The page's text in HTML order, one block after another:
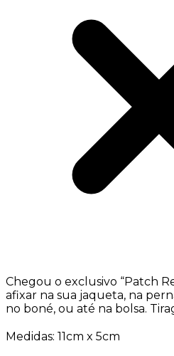
Chegou o exclusivo “Patch
afixar na sua jaqueta, na
no boné, ou até na bolsa.
Medidas: 11cm x 5cm